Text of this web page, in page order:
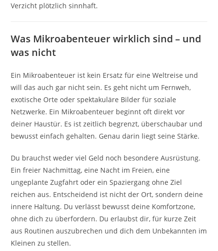
Verzicht plötzlich sinnhaft.
Was Mikroabenteuer wirklich sind – und
was nicht
Ein Mikroabenteuer ist kein Ersatz für eine Weltreise und
will das auch gar nicht sein. Es geht nicht um Fernweh,
exotische Orte oder spektakuläre Bilder für soziale
Netzwerke. Ein Mikroabenteuer beginnt oft direkt vor
deiner Haustür. Es ist zeitlich begrenzt, überschaubar und
bewusst einfach gehalten. Genau darin liegt seine Stärke.
Du brauchst weder viel Geld noch besondere Ausrüstung.
Ein freier Nachmittag, eine Nacht im Freien, eine
ungeplante Zugfahrt oder ein Spaziergang ohne Ziel
reichen aus. Entscheidend ist nicht der Ort, sondern deine
innere Haltung. Du verlässt bewusst deine Komfortzone,
ohne dich zu überfordern. Du erlaubst dir, für kurze Zeit
aus Routinen auszubrechen und dich dem Unbekannten im
Kleinen zu stellen.